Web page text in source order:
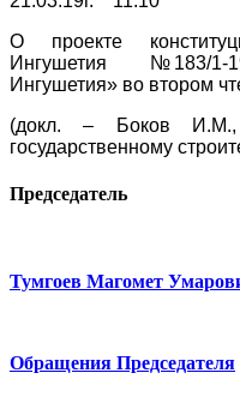
О проекте
Ингушетия №183/1-19
Ингушетия» во втором
(докл. – Боков И.М.,
государственному
Председатель
Тумгоев Магомет
Обращения Председателя